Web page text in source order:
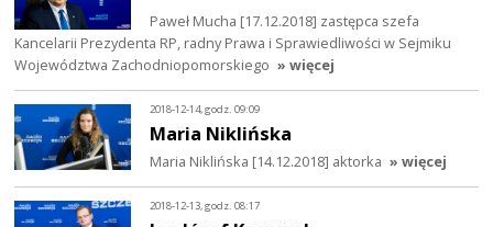
Paweł Mucha [17.12.2018] zastępca szefa
Kancelarii Prezydenta RP, radny Prawa i Sprawiedliwości w Sejmiku
Województwa Zachodniopomorskiego » więcej
2018-12-14, godz. 09:09
Maria Niklińska
Maria Niklińska [14.12.2018] aktorka » więcej
2018-12-13, godz. 08:17